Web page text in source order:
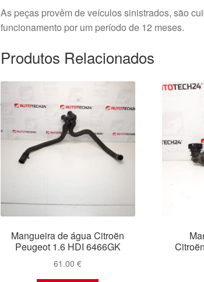
As peças provêm de veículos sinistrados, são
funcionamento por um período de 12 meses.
Produtos Relacionados
Mangueira de água Citroën
Peugeot 1.6 HDI 6466GK
61.00€